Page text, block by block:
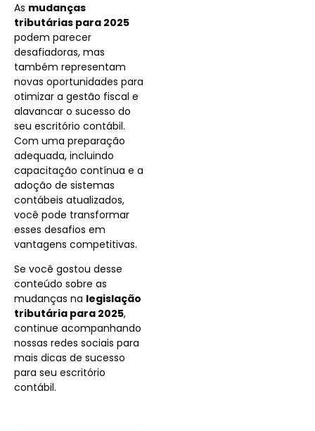
As mudanças
tributárias para 2025
podem parecer
desafiadoras, mas
também representam
novas oportunidades para
otimizar a gestão fiscal e
alavancar o sucesso do
seu escritório contábil.
Com uma preparação
adequada, incluindo
capacitação contínua e a
adoção de sistemas
contábeis atualizados,
você pode transformar
esses desafios em
vantagens competitivas.
Se você gostou desse
conteúdo sobre as
mudanças na legislação
tributária para 2025,
continue acompanhando
nossas redes sociais para
mais dicas de sucesso
para seu escritório
contábil.